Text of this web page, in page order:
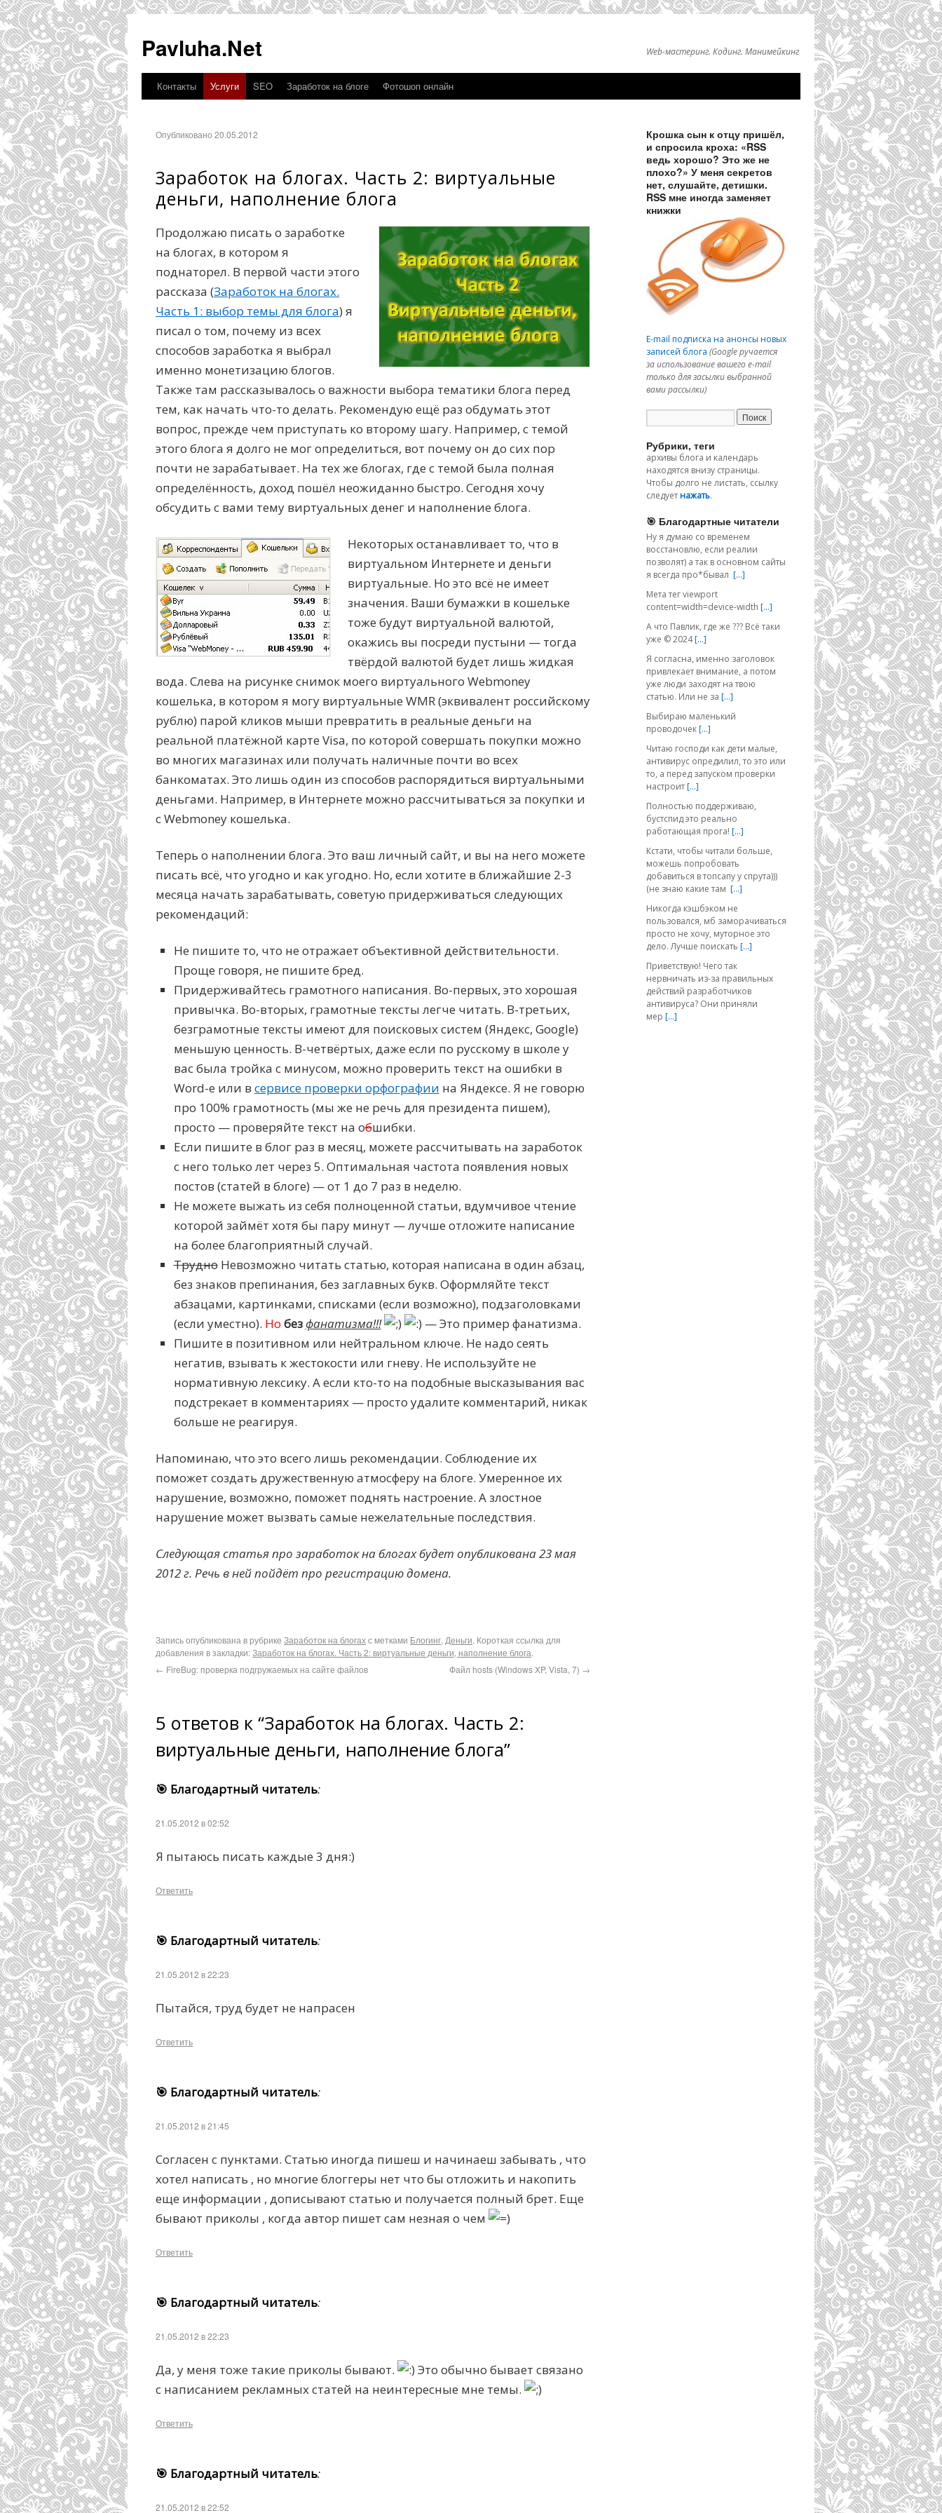
Pavluha.Net Web-мастеринг. Кодинг. Манимейкинг
Контакты Услуги SEO Заработок на блоге Фотошоп онлайн
Опубликовано 20.05.2012
Заработок на блогах. Часть 2: виртуальные
деньги, наполнение блога
Продолжаю писать о заработке
на блогах, в котором я
поднаторел. В первой части этого
рассказа (Заработок на блогах.
Часть 1: выбор темы для блога) я
писал о том, почему из всех
способов заработка я выбрал
именно монетизацию блогов.
Также там рассказывалось о важности выбора тематики блога перед
тем, как начать что-то делать. Рекомендую ещё раз обдумать этот
вопрос, прежде чем приступать ко второму шагу. Например, с темой
этого блога я долго не мог определиться, вот почему он до сих пор
почти не зарабатывает. На тех же блогах, где с темой была полная
определённость, доход пошёл неожиданно быстро. Сегодня хочу
обсудить с вами тему виртуальных денег и наполнение блога.
Некоторых останавливает то, что в
виртуальном Интернете и деньги
виртуальные. Но это всё не имеет
значения. Ваши бумажки в кошельке
тоже будут виртуальной валютой,
окажись вы посреди пустыни — тогда
твёрдой валютой будет лишь жидкая
вода. Слева на рисунке снимок моего виртуального Webmoney
кошелька, в котором я могу виртуальные WMR (эквивалент российскому
рублю) парой кликов мыши превратить в реальные деньги на
реальной платёжной карте Visa, по которой совершать покупки можно
во многих магазинах или получать наличные почти во всех
банкоматах. Это лишь один из способов распорядиться виртуальными
деньгами. Например, в Интернете можно рассчитываться за покупки и
с Webmoney кошелька.
Теперь о наполнении блога. Это ваш личный сайт, и вы на него можете
писать всё, что угодно и как угодно. Но, если хотите в ближайшие 2-3
месяца начать зарабатывать, советую придерживаться следующих
рекомендаций:
Не пишите то, что не отражает объективной действительности.
Проще говоря, не пишите бред.
Придерживайтесь грамотного написания. Во-первых, это хорошая
привычка. Во-вторых, грамотные тексты легче читать. В-третьих,
безграмотные тексты имеют для поисковых систем (Яндекс, Google)
меньшую ценность. В-четвёртых, даже если по русскому в школе у
вас была тройка с минусом, можно проверить текст на ошибки в
Word-е или в сервисе проверки орфографии на Яндексе. Я не говорю
про 100% грамотность (мы же не речь для президента пишем),
просто — проверяйте текст на обшибки.
Если пишите в блог раз в месяц, можете рассчитывать на заработок
с него только лет через 5. Оптимальная частота появления новых
постов (статей в блоге) — от 1 до 7 раз в неделю.
Не можете выжать из себя полноценной статьи, вдумчивое чтение
которой займёт хотя бы пару минут — лучше отложите написание
на более благоприятный случай.
ТрудноНевозможно читать статью, которая написана в один абзац,
без знаков препинания, без заглавных букв. Оформляйте текст
абзацами, картинками, списками (если возможно), подзаголовками
(если уместно). Но безфанатизма!!!
— Это пример фанатизма.
Пишите в позитивном или нейтральном ключе. Не надо сеять
негатив, взывать к жестокости или гневу. Не используйте не
нормативную лексику. А если кто-то на подобные высказывания вас
подстрекает в комментариях — просто удалите комментарий, никак
больше не реагируя.
Напоминаю, что это всего лишь рекомендации. Соблюдение их
поможет создать дружественную атмосферу на блоге. Умеренное их
нарушение, возможно, поможет поднять настроение. А злостное
нарушение может вызвать самые нежелательные последствия.
Следующая статья про заработок на блогах будет опубликована 23 мая
2012 г. Речь в ней пойдёт про регистрацию домена.
Запись опубликована в рубрике Заработок на блогахс метками Блогинг, Деньги. Короткая ссылка для
добавления в закладки:Заработок на блогах. Часть 2: виртуальные деньги, наполнение блога.
← FireBug: проверка подгружаемых на сайте файлов Файл hosts (Windows XP, Vista, 7) →
5 ответов к “Заработок на блогах. Часть 2:
виртуальные деньги, наполнение блога”
🎯 Благодартный читатель:
21.05.2012 в 02:52
Я пытаюсь писать каждые 3 дня:)
Ответить
🎯 Благодартный читатель:
21.05.2012 в 22:23
Пытайся, труд будет не напрасен
Ответить
🎯 Благодартный читатель:
21.05.2012 в 21:45
Согласен с пунктами. Статью иногда пишеш и начинаеш забывать , что
хотел написать , но многие блоггеры нет что бы отложить и накопить
еще информации , дописывают статью и получается полный брет. Еще
бывают приколы , когда автор пишет сам незная о чем
Ответить
🎯 Благодартный читатель:
21.05.2012 в 22:23
Да, у меня тоже такие приколы бывают.
Это обычно бывает связано
с написанием рекламных статей на неинтересные мне темы.
Ответить
🎯 Благодартный читатель:
21.05.2012 в 22:52
Крошка сын к отцу пришёл,
и спросила кроха: «RSS
ведь хорошо? Это же не
плохо?» У меня секретов
нет, слушайте, детишки.
RSS мне иногда заменяет
книжки
E-mail подписка на анонсы новых
записей блога (Google ручается
за использование вашего e-mail
только для засылки выбранной
вами рассылки)
Рубрики, теги
архивы блога и календарь
находятся внизу страницы.
Чтобы долго не листать, ссылку
следуетнажать.
🎯 Благодартные читатели
Ну я думаю со временем
восстановлю, если реалии
позволят) а так в основном сайты
я всегда про*бывал […]
Мета тег viewport
content=width=device-width […]
А что Павлик, где же ??? Всё таки
уже © 2024[…]
Я согласна, именно заголовок
привлекает внимание, а потом
уже люди заходят на твою
статью. Или не за […]
Выбираю маленький
проводочек[…]
Читаю господи как дети малые,
антивирус опредилил, то это или
то, а перед запуском проверки
настроит[…]
Полностью поддерживаю,
бустспид это реально
работающая прога! […]
Кстати, чтобы читали больше,
можешь попробовать
добавиться в топсапу у спрута)))
(не знаю какие там […]
Никогда кэшбэком не
пользовался, мб заморачиваться
просто не хочу, муторное это
дело. Лучше поискать […]
Приветствую! Чего так
нервничать из-за правильных
действий разработчиков
антивируса? Они приняли
мер […]